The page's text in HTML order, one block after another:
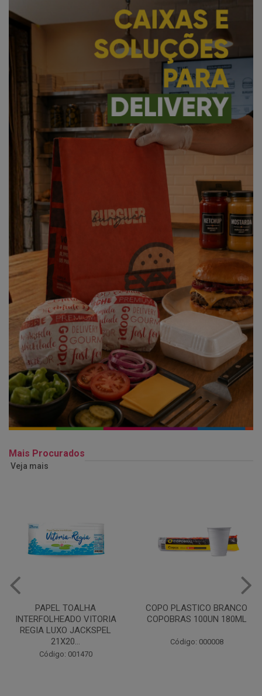
Mais Procurados
Veja mais
COPO PLASTICO BRANCO
COPOBRAS 100UN 180ML
Código: 000008
CAFE TRADICIONAL 3
CORAÇÕES 250G
Código: 042392